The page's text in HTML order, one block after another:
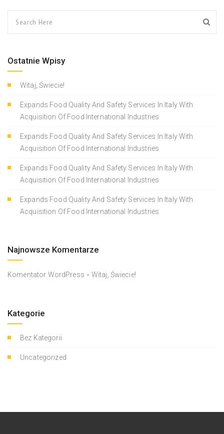
Ostatnie Wpisy
Witaj, Świecie!
Expands Food Quality And Safety Services In Italy With
Acquisition Of Food International Industries
Expands Food Quality And Safety Services In Italy With
Acquisition Of Food International Industries
Expands Food Quality And Safety Services In Italy With
Acquisition Of Food International Industries
Expands Food Quality And Safety Services In Italy With
Acquisition Of Food International Industries
Najnowsze Komentarze
Komentator WordPress - Witaj, Świecie!
Kategorie
Bez Kategorii
Uncategorized